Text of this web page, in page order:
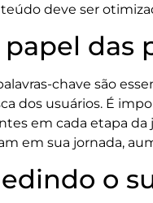
deve ser
papel das
chave são
dos usuários. É
em cada etapa
em sua jornada,
o